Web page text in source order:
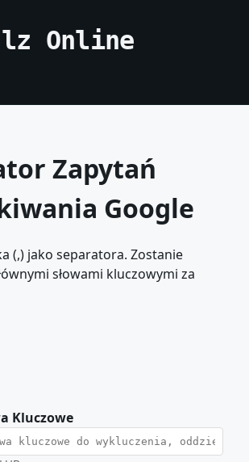
Online
Zapytań
Google
(,) jako separatora. Zostanie
słowami kluczowymi za
Kluczowe